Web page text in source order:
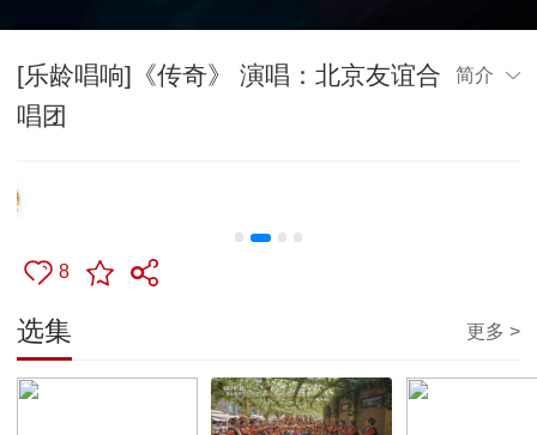
[乐龄唱响]《传奇》 演唱：北京友谊合
唱团
简介
8
选集 更多 >